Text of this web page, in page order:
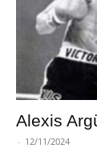
Alexis
- 12/11/2024